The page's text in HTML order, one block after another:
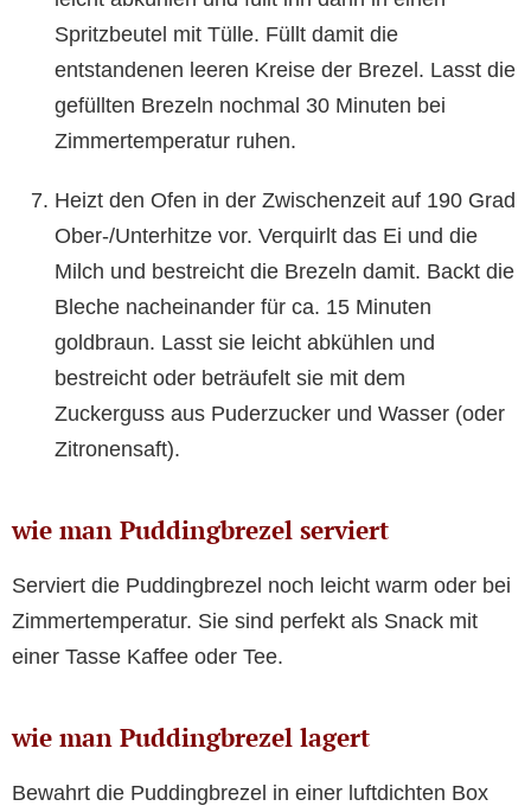
Spritzbeutel mit Tülle. Füllt damit die
entstandenen leeren Kreise der Brezel. Lasst die
gefüllten Brezeln nochmal 30 Minuten bei
Zimmertemperatur ruhen.
Heizt den Ofen in der Zwischenzeit auf 190 Grad
Ober-/Unterhitze vor. Verquirlt das Ei und die
Milch und bestreicht die Brezeln damit. Backt die
Bleche nacheinander für ca. 15 Minuten
goldbraun. Lasst sie leicht abkühlen und
bestreicht oder beträufelt sie mit dem
Zuckerguss aus Puderzucker und Wasser (oder
Zitronensaft).
wie man Puddingbrezel serviert
Serviert die Puddingbrezel noch leicht warm oder bei
Zimmertemperatur. Sie sind perfekt als Snack mit
einer Tasse Kaffee oder Tee.
wie man Puddingbrezel lagert
Bewahrt die Puddingbrezel in einer luftdichten Box